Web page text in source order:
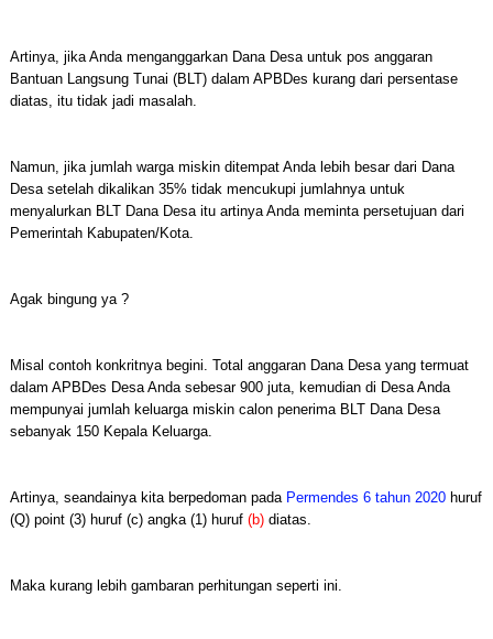
Artinya, jika Anda menganggarkan Dana Desa untuk pos anggaran
Bantuan Langsung Tunai (BLT) dalam APBDes kurang dari persentase
diatas, itu tidak jadi masalah.
Namun, jika jumlah warga miskin ditempat Anda lebih besar dari Dana
Desa setelah dikalikan 35% tidak mencukupi jumlahnya untuk
menyalurkan BLT Dana Desa itu artinya Anda meminta persetujuan dari
Pemerintah Kabupaten/Kota.
Agak bingung ya ?
Misal contoh konkritnya begini. Total anggaran Dana Desa yang termuat
dalam APBDes Desa Anda sebesar 900 juta, kemudian di Desa Anda
mempunyai jumlah keluarga miskin calon penerima BLT Dana Desa
sebanyak 150 Kepala Keluarga.
Artinya, seandainya kita berpedoman pada Permendes 6 tahun 2020huruf
(Q) point (3) huruf (c) angka (1) huruf (b)diatas.
Maka kurang lebih gambaran perhitungan seperti ini.